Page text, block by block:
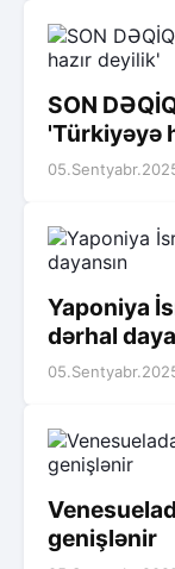
SON
'Türkiyəyə
Yaponiya
dərhal
genişlənir